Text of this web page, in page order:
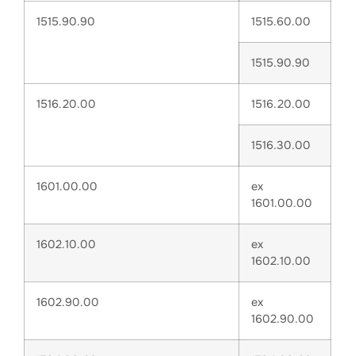
1515.90.90 1515.60.00
1515.90.90
1516.20.00 1516.20.00
1516.30.00
1601.00.00
ex
1601.00.00
1602.10.00
ex
1602.10.00
1602.90.00
ex
1602.90.00